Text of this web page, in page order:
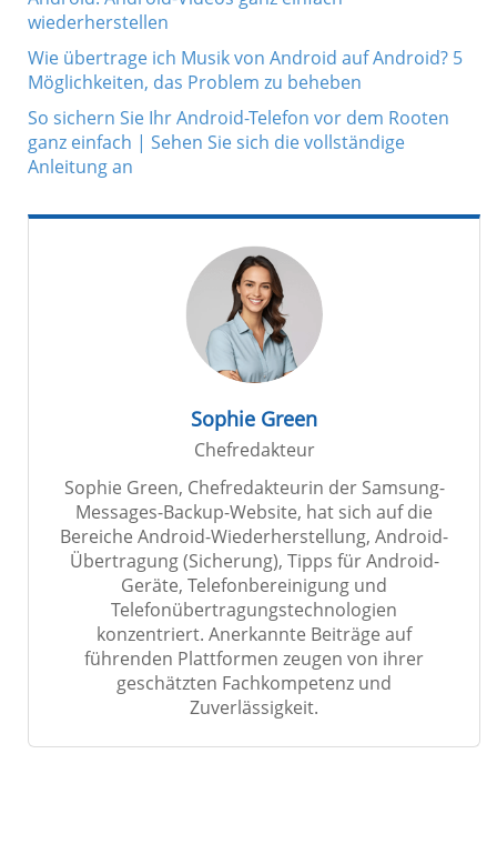
wiederherstellen
Wie übertrage ich Musik von Android auf Android? 5
Möglichkeiten, das Problem zu beheben
So sichern Sie Ihr Android-Telefon vor dem Rooten
ganz einfach | Sehen Sie sich die vollständige
Anleitung an
Sophie Green
Chefredakteur
Sophie Green, Chefredakteurin der Samsung-
Messages-Backup-Website, hat sich auf die
Bereiche Android-Wiederherstellung, Android-
Übertragung (Sicherung), Tipps für Android-
Geräte, Telefonbereinigung und
Telefonübertragungstechnologien
konzentriert. Anerkannte Beiträge auf
führenden Plattformen zeugen von ihrer
geschätzten Fachkompetenz und
Zuverlässigkeit.